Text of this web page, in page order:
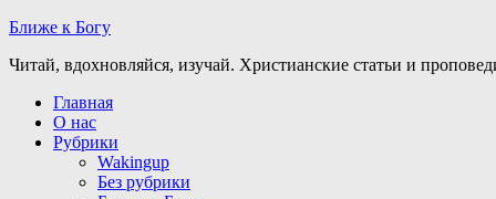
Ближе к Богу
Читай, вдохновляйся, изучай. Христианские статьи и
Главная
О нас
Рубрики
Wakingup
Без рубрики